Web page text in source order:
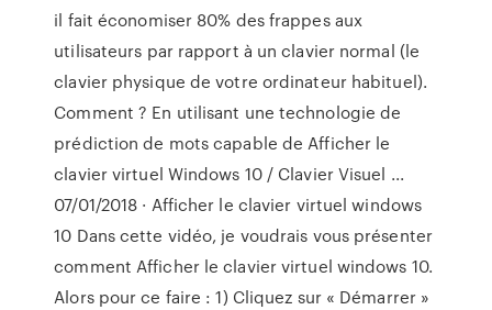
il fait économiser 80% des frappes aux
utilisateurs par rapport à un clavier normal (le
clavier physique de votre ordinateur habituel).
Comment ? En utilisant une technologie de
prédiction de mots capable de Afficher le
clavier virtuel Windows 10 / Clavier Visuel ...
07/01/2018 · Afficher le clavier virtuel windows
10 Dans cette vidéo, je voudrais vous présenter
comment Afficher le clavier virtuel windows 10.
Alors pour ce faire : 1) Cliquez sur « Démarrer »